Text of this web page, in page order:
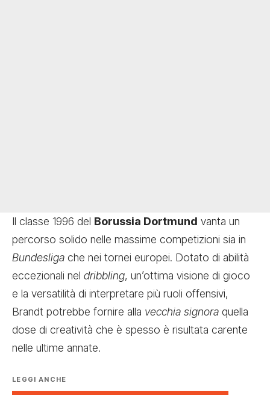
Il classe 1996 del Borussia Dortmund vanta un
percorso solido nelle massime competizioni sia in
Bundesliga che nei tornei europei. Dotato di abilità
eccezionali nel dribbling, un’ottima visione di gioco
e la versatilità di interpretare più ruoli offensivi,
Brandt potrebbe fornire alla vecchia signora quella
dose di creatività che è spesso è risultata carente
nelle ultime annate.
LEGGI ANCHE